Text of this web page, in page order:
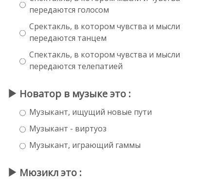
передаются голосом
Сректакль, в котором чувства и мысли
передаются танцем
Спектакль, в котором чувства и мысли
передаются телепатией
Новатор в музыке это :
Музыкант, ищущий новые пути
Музыкант - виртуоз
Музыкант, играющий гаммы
Мюзикл это :